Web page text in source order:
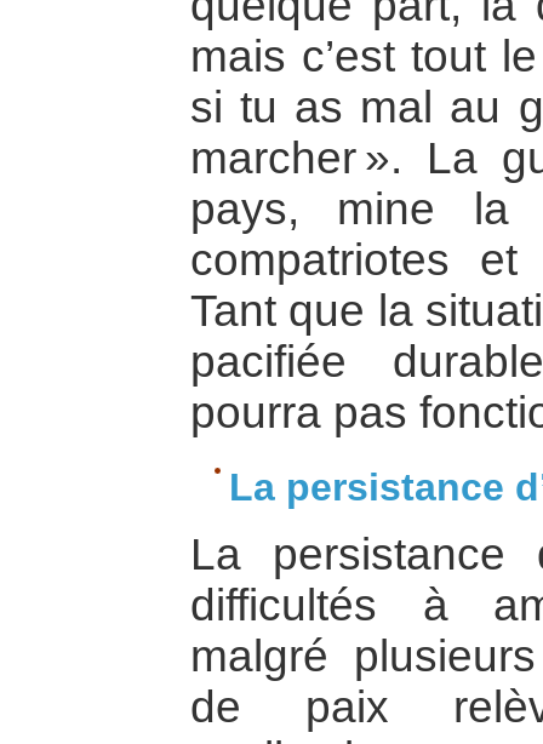
mais c’est tout
si tu as mal au
marcher ». La
pays, mine la
compatriotes
Tant que la
pacifiée
pourra pas
La persistance
La
difficultés à
malgré
de paix